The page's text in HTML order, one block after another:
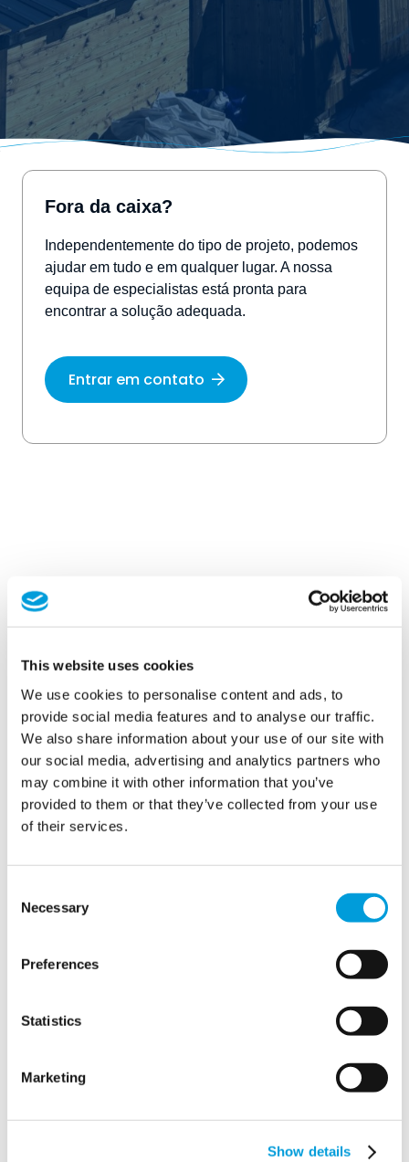
This website uses cookies
We use cookies to personalise content and ads, to
provide social media features and to analyse our traffic.
We also share information about your use of our site with
our social media, advertising and analytics partners who
may combine it with other information that you’ve
provided to them or that they’ve collected from your use
of their services.
Selection
Necessary
Preferences
Statistics
Marketing
Show details
Fora da caixa?
Independentemente do tipo de projeto, podemos
ajudar em tudo e em qualquer lugar. A nossa
equipa de especialistas está pronta para
encontrar a solução adequada.
Entrar em contato
para a Perryville High
2025